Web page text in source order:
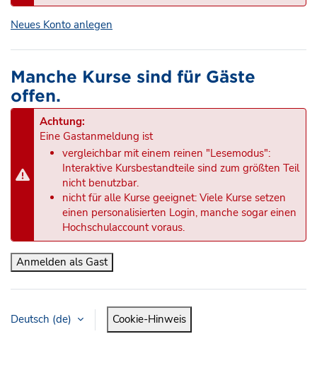
Neues Konto anlegen
Manche Kurse sind für Gäste
offen.
Achtung:
Eine Gastanmeldung ist
vergleichbar mit einem reinen "Lesemodus":
Interaktive Kursbestandteile sind zum größten Teil
nicht benutzbar.
nicht für alle Kurse geeignet: Viele Kurse setzen
einen personalisierten Login, manche sogar einen
Hochschulaccount voraus.
Anmelden als Gast
Deutsch ‎(de)‎ Cookie-Hinweis